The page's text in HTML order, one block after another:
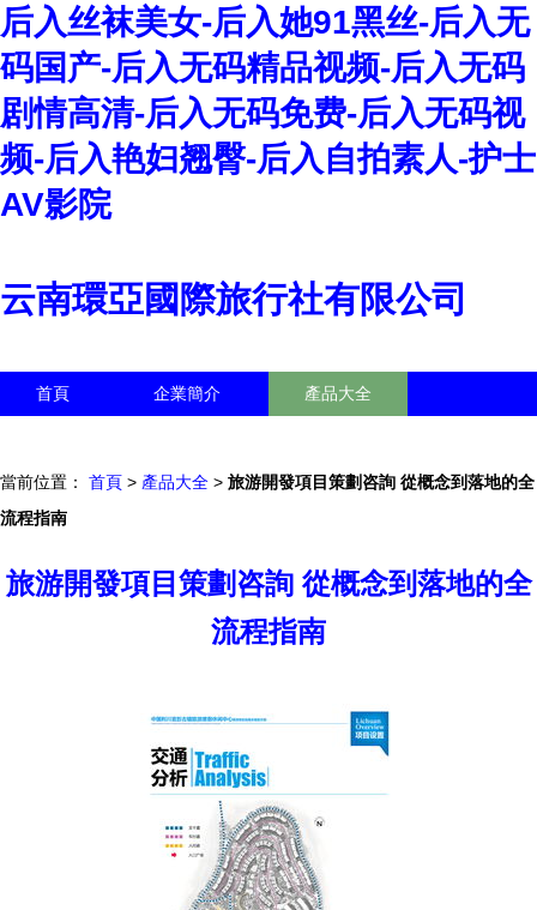
后入丝袜美女-后入她91黑丝-后入无
码国产-后入无码精品视频-后入无码
剧情高清-后入无码免费-后入无码视
频-后入艳妇翘臀-后入自拍素人-护士
AV影院
云南環亞國際旅行社有限公司
首頁 企業簡介 產品大全
當前位置： 首頁 > 產品大全 > 旅游開發項目策劃咨詢 從概念到落地的全
流程指南
旅游開發項目策劃咨詢 從概念到落地的全
流程指南